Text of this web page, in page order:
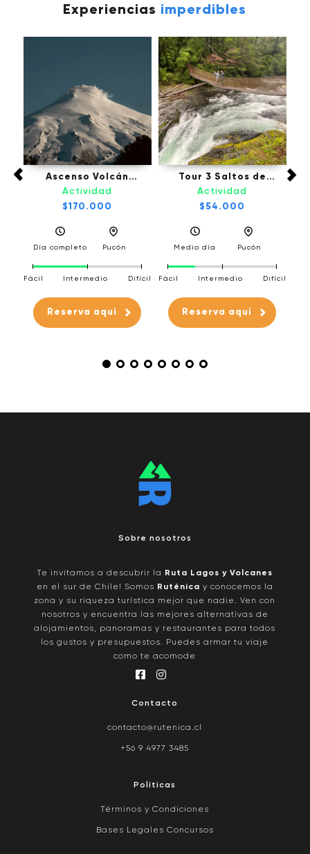
Experiencias imperdibles
Ascenso Volcán
Villarrica - Pucón
Actividad
$170.000
Día completo Pucón
Fácil Intermedio Difícil
Reserva aqui
Tour 3 Saltos de
Palguin - Pucón
Actividad
$54.000
Medio día Pucón
Fácil Intermedio Difícil
Reserva aqui
Sobre nosotros
Te invitamos a descubrir la
Ruta Lagos y Volcanes
en el sur de Chile! Somos Ruténica y conocemos la
zona y su riqueza turística mejor que nadie. Ven con
nosotros y encuentra las mejores alternativas de
alojamientos, panoramas y restaurantes para todos
los gustos y presupuestos. Puedes armar tu viaje
como te acomode
Contacto
contacto@rutenica.cl
+56 9 4977 3485
Políticas
Términos y Condiciones
Bases Legales Concursos